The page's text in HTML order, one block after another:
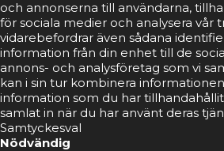
och annonserna till användarna,
för sociala medier och analysera vår
vidarebefordrar även sådana
information från din enhet till de
annons- och analysföretag som vi
kan i sin tur kombinera
information som du har
samlat in när du har använt deras
Samtyckesval
Nödvändig